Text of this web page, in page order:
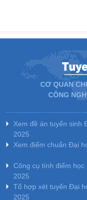
CƠ QUAN
CÔNG
Xem đề án tuyển sinh
2025
Xem điểm chuẩn Đại
Công cụ tính điểm học
2025
Tổ hợp xét tuyển Đại
2025